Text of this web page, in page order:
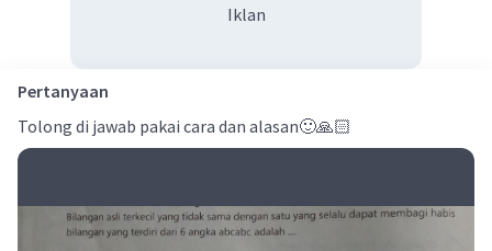
Iklan
Pertanyaan
Tolong di jawab pakai cara dan alasan🙂🙏🏻